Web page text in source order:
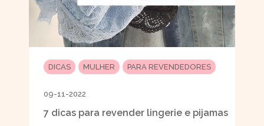
DICAS MULHER PARA REVENDEDORES
09-11-2022
7 dicas para revender lingerie e pijamas